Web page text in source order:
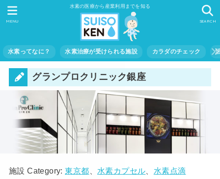
水素の医療から産業利用までを知る
SEARCH
MENU
水素ってなに？ 水素治療が受けられる施設 カラダのチェック
グランプロクリニック銀座
施設 Category:東京都 水素カプセル
水素点滴